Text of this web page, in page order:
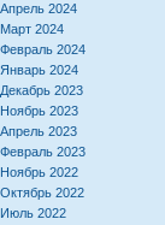
Апрель 2024
Март 2024
Февраль 2024
Январь 2024
Декабрь 2023
Ноябрь 2023
Апрель 2023
Февраль 2023
Ноябрь 2022
Октябрь 2022
Июль 2022